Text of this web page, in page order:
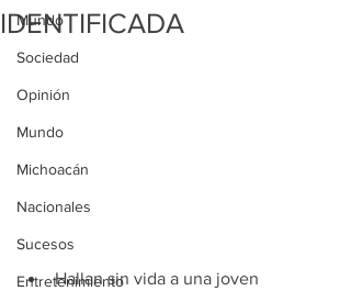
Mundo
Sociedad
Opinión
Mundo
Michoacán
Nacionales
Sucesos
Entretenimiento
IDENTIFICADA
Hallan sin vida a una joven